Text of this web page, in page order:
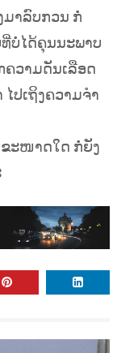
າລົບກວນ ກໍ່
ບໍ່ໄດ້ຄຸນນະພາບ
ຄວາມດັນເລືອດ
ປເຖິງຄວາມຈຳ
ະໜາດໃດ ກໍ່ຍັງ